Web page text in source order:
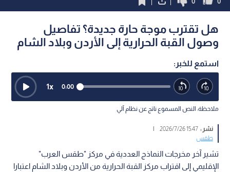
هل تقترب موجة حارة جديدة؟ تفاصيل
وصول القبة الحرارية إلى الأردن وبلاد الشام
استمع للخبر:
0:00
1x
ملاحظة: النص المسموع ناتج عن نظام آلي
نشر :15:47 2026/7/26
|
طقس
تشير آخر مخرجات النماذج العددية في مركز "طقس العرب"
الإقليمي إلى اقتراب مركز القبة الحرارية من الأردن وبلاد الشام اعتبارا